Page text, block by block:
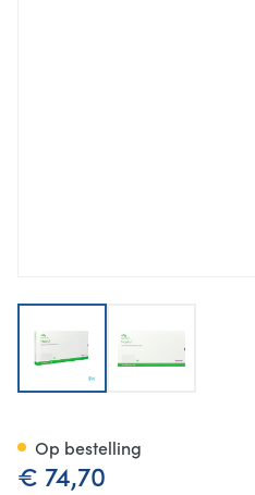
€ 74,70
Op bestelling